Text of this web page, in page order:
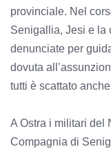
provinciale. Nel
Senigallia, Jesi e la
denunciate per
dovuta
tutti è scattato
A Ostra i militari del
Compagnia di